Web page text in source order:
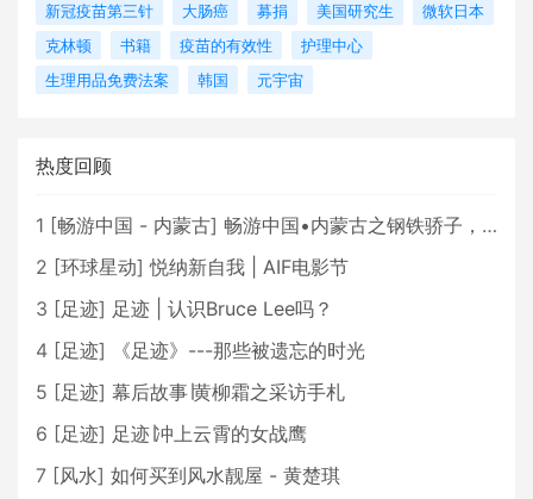
新冠疫苗第三针
大肠癌 募捐 美国研究生
微软日本
克林顿
书籍 疫苗的有效性
护理中心
生理用品免费法案
韩国 元宇宙
热度回顾
1 [畅游中国 - 内蒙古] 畅游中国•内蒙古之钢铁骄子，魅力包头
2 [环球星动] 悦纳新自我 | AIF电影节
3 [足迹] 足迹 | 认识Bruce Lee吗？
4 [足迹]
《足迹》---那些被遗忘的时光
5 [足迹] 幕后故事∣黄柳霜之采访手札
6 [足迹] 足迹∣冲上云霄的女战鹰
7 [风水] 如何买到风水靓屋 - 黄楚琪